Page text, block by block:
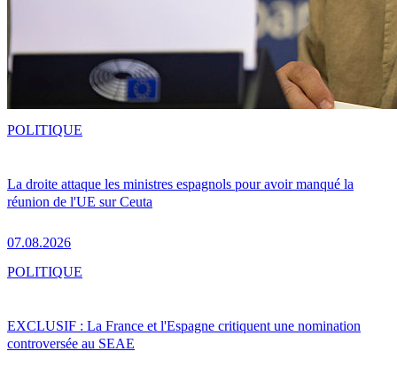
La droite attaque les ministres espagnols pour avoir manqué la
réunion de l'UE sur Ceuta
07.08.2026
POLITIQUE
EXCLUSIF : La France et l'Espagne critiquent une nomination
controversée au SEAE
POLITIQUE